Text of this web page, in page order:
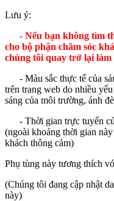
Lưu ý:
- Nếu bạn không tìm
cho bộ phận chăm sóc
chúng tôi quay trở lại làm
- Màu sắc thực tế của
trên trang web do nhiều
sáng của môi trường, ánh
- Thời gian trực tuyến
(ngoài khoảng thời gian
khách thông cảm)
Phụ tùng này tương thích
(Chúng tôi đang cập nhật
này)